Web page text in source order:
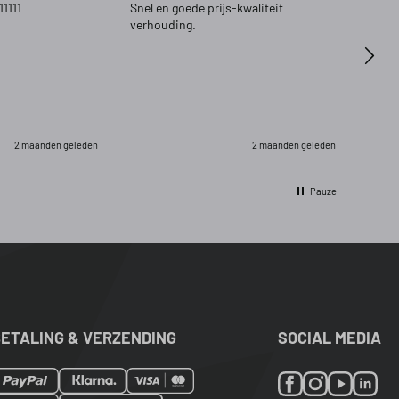
2 maanden geleden
Snel en goede prijs-kwaliteit
verhouding.
2 maanden geleden
Pauze
& VERZENDING SOCIAL MEDIA